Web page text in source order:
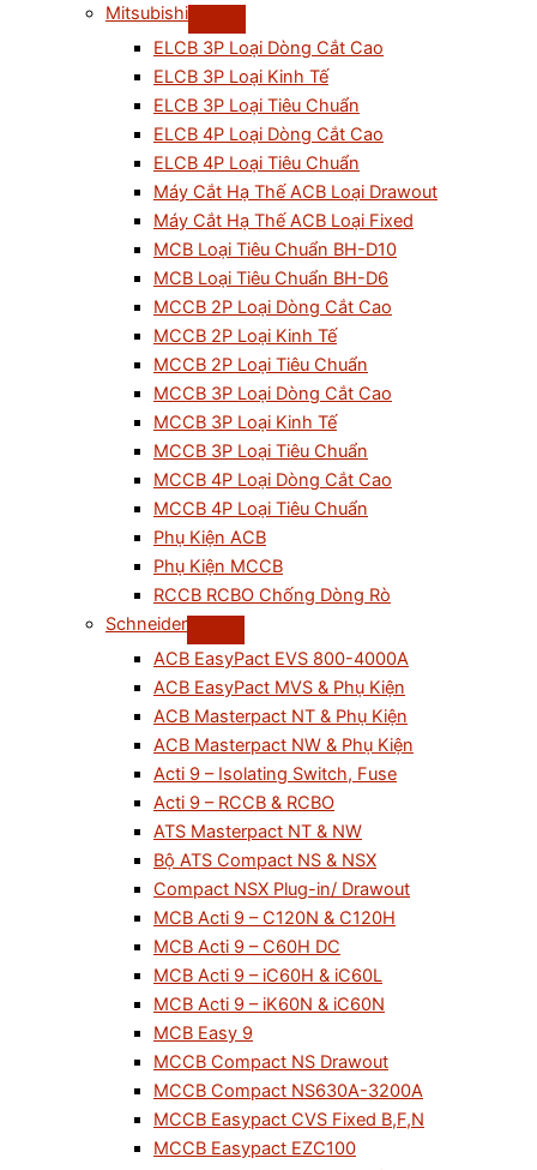
Mitsubishi
ELCB 3P Loại Dòng Cắt Cao
ELCB 3P Loại Kinh Tế
ELCB 3P Loại Tiêu Chuẩn
ELCB 4P Loại Dòng Cắt Cao
ELCB 4P Loại Tiêu Chuẩn
Máy Cắt Hạ Thế ACB Loại Drawout
Máy Cắt Hạ Thế ACB Loại Fixed
MCB Loại Tiêu Chuẩn BH-D10
MCB Loại Tiêu Chuẩn BH-D6
MCCB 2P Loại Dòng Cắt Cao
MCCB 2P Loại Kinh Tế
MCCB 2P Loại Tiêu Chuẩn
MCCB 3P Loại Dòng Cắt Cao
MCCB 3P Loại Kinh Tế
MCCB 3P Loại Tiêu Chuẩn
MCCB 4P Loại Dòng Cắt Cao
MCCB 4P Loại Tiêu Chuẩn
Phụ Kiện ACB
Phụ Kiện MCCB
RCCB RCBO Chống Dòng Rò
Schneider
ACB EasyPact EVS 800-4000A
ACB EasyPact MVS & Phụ Kiện
ACB Masterpact NT & Phụ Kiện
ACB Masterpact NW & Phụ Kiện
Acti 9 – Isolating Switch, Fuse
Acti 9 – RCCB & RCBO
ATS Masterpact NT & NW
Bộ ATS Compact NS & NSX
Compact NSX Plug-in/ Drawout
MCB Acti 9 – C120N & C120H
MCB Acti 9 – C60H DC
MCB Acti 9 – iC60H & iC60L
MCB Acti 9 – iK60N & iC60N
MCB Easy 9
MCCB Compact NS Drawout
MCCB Compact NS630A-3200A
MCCB Easypact CVS Fixed B,F,N
MCCB Easypact EZC100